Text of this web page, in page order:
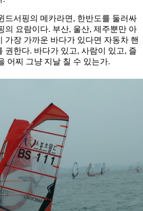
드서핑의 메카라면, 한반도를 둘러싸
의 요람이다. 부산, 울산, 제주뿐만 아
가장 가까운 바다가 있다면 자동차 핸
권한다. 바다가 있고, 사람이 있고, 즐
어찌 그냥 지날 칠 수 있는가.